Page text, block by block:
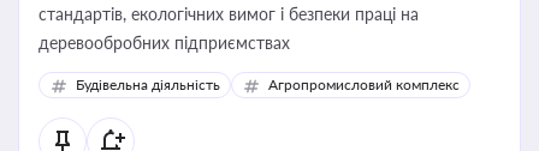
стандартів, екологічних вимог і безпеки праці на
деревообробних підприємствах
Будівельна діяльність Агропромисловий комплекс